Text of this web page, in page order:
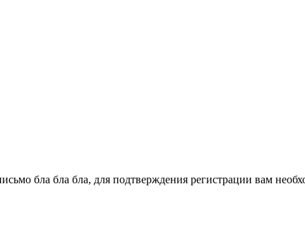
бла бла бла, для подтверждения регистрации вам